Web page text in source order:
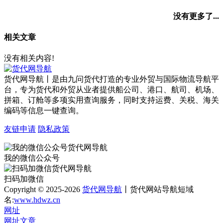
没有更多了...
相关文章
没有相关内容!
货代网导航丨是由九问货代打造的专业外贸与国际物流导航平
台，专为货代和外贸从业者提供船公司、港口、航司、机场、
拼箱、订舱等多项实用查询服务，同时支持运费、关税、海关
编码等信息一键查询。
友链申请 隐私政策
我的微信公众号
扫码加微信
Copyright © 2025-2026 货代网导航 丨货代网站导航短域
名:www.hdwz.cn
网址
网址文章